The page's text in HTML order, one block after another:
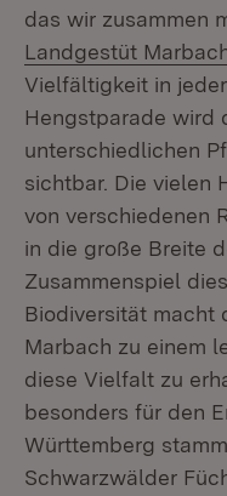
das wir zusammen
Landgestüt
Vielfältigkeit in
Hengstparade wird
unterschiedlichen
sichtbar. Die vielen
von verschiedenen
in die große Breite
Zusammenspiel
Biodiversität macht
Marbach zu einem
diese Vielfalt zu
besonders für den
Württemberg
Schwarzwälder